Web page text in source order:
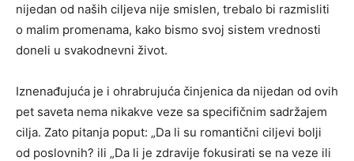
nijedan od naših ciljeva nije smislen, trebalo bi razmisliti
o malim promenama, kako bismo svoj sistem vrednosti
doneli u svakodnevni život.
Iznenađujuća je i ohrabrujuća činjenica da nijedan od ovih
pet saveta nema nikakve veze sa specifičnim sadržajem
cilja. Zato pitanja poput: „Da li su romantični ciljevi bolji
od poslovnih? ili „Da li je zdravije fokusirati se na veze ili